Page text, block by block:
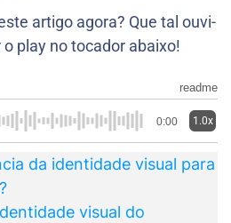
artigo agora? Que tal ouvi-
o play no tocador abaixo!
readme
0:00 1.0x
da identidade visual para
visual do